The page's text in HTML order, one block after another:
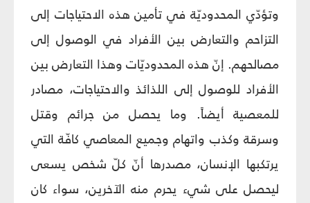
وتؤدّي المحدوديّة في تأمين هذه الاحتياجات إلى
التزاحم والتعارض بين الأفراد في الوصول إلى
مصالحهم. إنّ هذه المحدوديّات وهذا التعارض بين
الأفراد للوصول إلى اللذائذ والاحتياجات، مصادر
للمعصية أيضاً. وما يحصل من جرائم وقتل
وسرقة وكذب واتهام وجميع المعاصي كافّة التي
يرتكبها الإنسان، مصدرها أنّ كلّ شخص يسعى
ليحصل على شيء يحرم منه الآخرين، سواء كان